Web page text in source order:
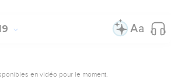
en vidéo pour le moment.